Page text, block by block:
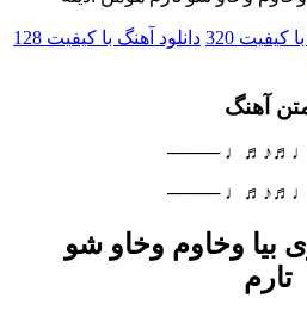
کیفیت 320
دانلود آهنگ با کیفیت 128
آهنگ
────
────
بیا وخاوم وخاو شو
تارم